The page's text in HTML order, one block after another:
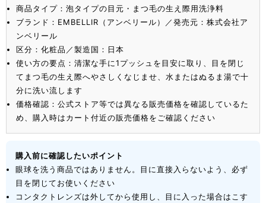
商品タイプ：泡タイプの目元・まつ毛の生え際用洗浄料
ブランド：EMBELLIR（アンベリール）／発売元：株式会社ア
ンベリール
区分：化粧品／製造国：日本
使い方の要点：清潔な手に1プッシュを目安に取り、目を閉じ
てまつ毛の生え際へやさしくなじませ、水またはぬるま湯で十
分に洗い流します
価格確認：公式ストア等では異なる販売価格を確認しているた
め、購入時はカート付近の販売価格をご確認ください
購入前に確認したいポイント
眼球を洗う商品ではありません。目に直接入らないよう、必ず
目を閉じてお使いください
コンタクトレンズは外してから使用し、目に入った場合はこす